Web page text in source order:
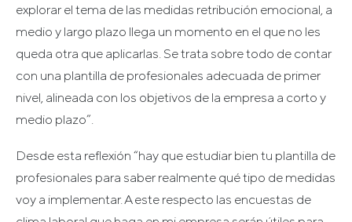
explorar el tema de las medidas retribución emocional, a
medio y largo plazo llega un momento en el que no les
queda otra que aplicarlas. Se trata sobre todo de contar
con una plantilla de profesionales adecuada de primer
nivel, alineada con los objetivos de la empresa a corto y
medio plazo”.
Desde esta reflexión “hay que estudiar bien tu plantilla de
profesionales para saber realmente qué tipo de medidas
voy a implementar. A este respecto las encuestas de